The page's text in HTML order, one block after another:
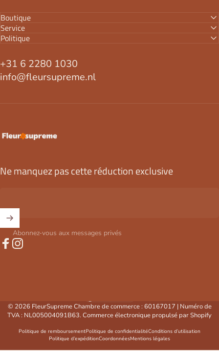
Boutique
Service
Politique
+31 6 2280 1030
info@fleursupreme.nl
FleurSupreme
Ne manquez pas cette réduction exclusive
Abonnez-vous aux messages privés
© 2026 FleurSupreme Chambre de commerce : 60167017 | Numéro de
TVA : NL005004091B63. Commerce électronique propulsé par Shopify
Politique de remboursementPolitique de confidentialitéConditions d’utilisation
Politique d’expéditionCoordonnéesMentions légales
Pays/région